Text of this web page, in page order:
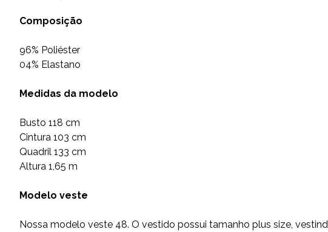
Composição
96% Poliéster
04% Elastano
Medidas da modelo
Busto 118 cm
Cintura 103 cm
Quadril 133 cm
Altura 1,65 m
Modelo veste
Nossa modelo veste 48. O vestido possui tamanho plus size,